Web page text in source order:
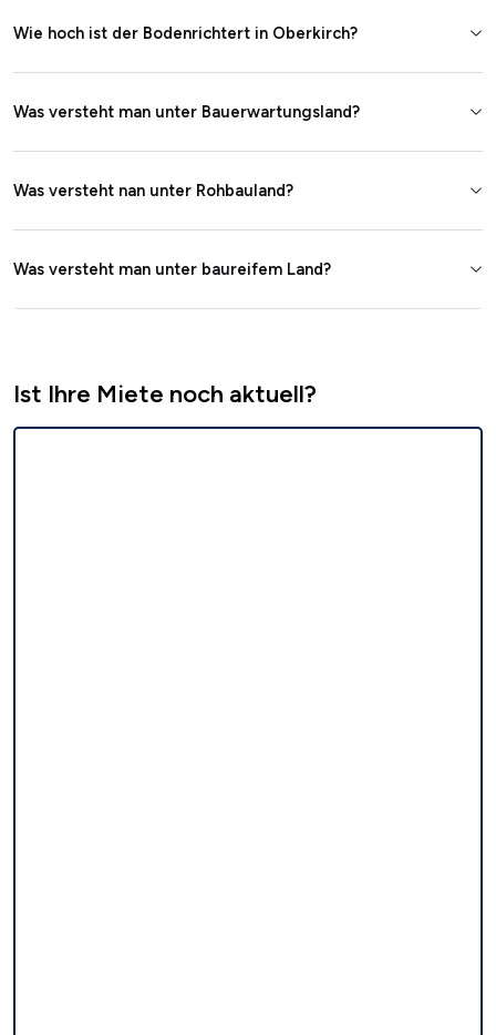
Wie hoch ist der Bodenrichtert in Oberkirch?
Was versteht man unter Bauerwartungsland?
Was versteht nan unter Rohbauland?
Was versteht man unter baureifem Land?
Ist Ihre Miete noch aktuell?